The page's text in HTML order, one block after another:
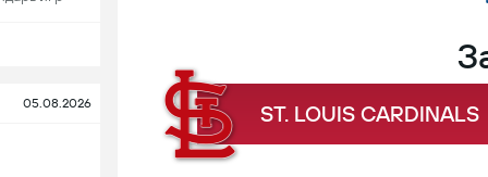
05.08.2026 ST. LOUIS CARDINALS